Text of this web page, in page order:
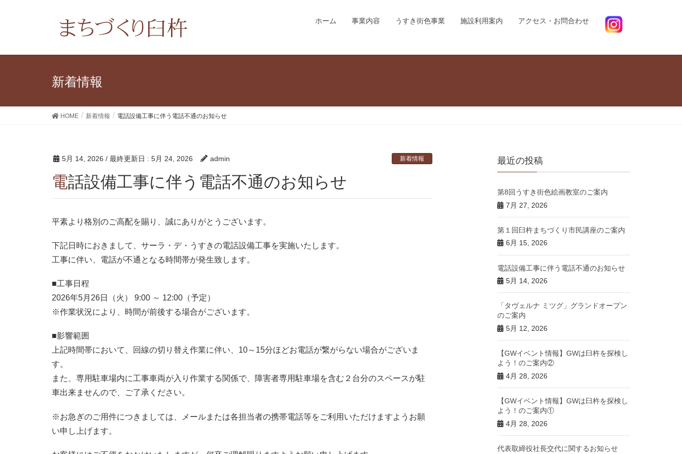
ホーム 事業内容 うすき街色事業 施設利用案内 アクセス・お問合わせ
新着情報
HOME 新着情報 電話設備工事に伴う電話不通のお知らせ
5月 14, 2026 / 最終更新日 : 5月 24, 2026 admin 新着情報
電話設備工事に伴う電話不通のお知らせ
平素より格別のご高配を賜り、誠にありがとうございます。
下記日時におきまして、サーラ・デ・うすきの電話設備工事を実施いたします。
工事に伴い、電話が不通となる時間帯が発生致します。
■工事日程
2026年5月26日（火） 9:00 ～ 12:00（予定）
※作業状況により、時間が前後する場合がございます。
■影響範囲
上記時間帯において、回線の切り替え作業に伴い、10～15分ほどお電話が繋がらない場合がございま
す。
また、専用駐車場内に工事車両が入り作業する関係で、障害者専用駐車場を含む２台分のスペースが駐
車出来ませんので、ご了承ください。
※お急ぎのご用件につきましては、メールまたは各担当者の携帯電話等をご利用いただけますようお願
い申し上げます。
最近の投稿
第8回うすき街色絵画教室のご案内
7月 27, 2026
第１回臼杵まちづくり市民講座のご案内
6月 15, 2026
電話設備工事に伴う電話不通のお知らせ
5月 14, 2026
「タヴェルナ ミツグ」グランドオープン
のご案内
5月 12, 2026
【GWイベント情報】GWは臼杵を探検し
よう！のご案内②
4月 28, 2026
【GWイベント情報】GWは臼杵を探検し
よう！のご案内①
4月 28, 2026
代表取締役社長交代に関するお知らせ